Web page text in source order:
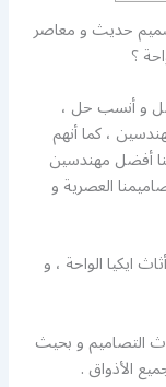
حديث و معاصر
؟
و أنسب حل ،
، كما أنهم
أفضل مهندسين
العصرية و
ايكيا الواحة ، و
التصاميم و بحيث